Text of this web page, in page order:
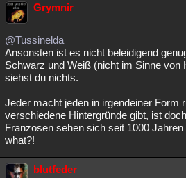
Grymnir
@Tussinelda
Ansonsten ist es nicht beleidigend
Schwarz und Weiß (nicht im Sinne von
siehst du nichts.
Jeder macht jeden in irgendeiner Form
verschiedene Hintergründe gibt, ist
Franzosen sehen sich seit 1000
what?!
blutfeder